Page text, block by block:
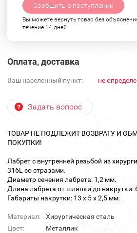
Сообщить о поступлении
Вы можете вернуть товар без
течение 14 дней
Оплата, доставка
Ваш населенный пункт: не
Задать вопрос
ТОВАР НЕ ПОДЛЕЖИТ ВОЗВРАТУ И
ПОКУПКИ!
Лабрет с внутренней резьбой из
316L со стразами.
Диаметр сечения лабрета: 1,2 мм.
Длина лабрета от шляпки до накрутки:
Габариты накрутки: 13 х 5 х 2,5 мм.
Материал:
Хирургическая сталь
Цвет:
Металлик